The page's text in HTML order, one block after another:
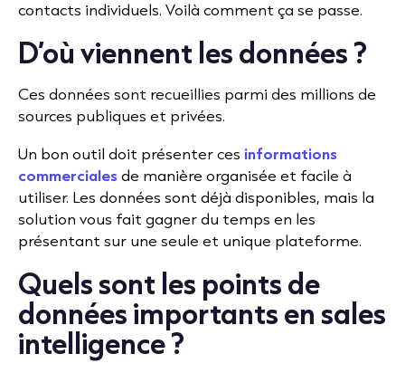
contacts individuels. Voilà comment ça se passe.
D’où viennent les données ?
Ces données sont recueillies parmi des millions de
sources publiques et privées.
Un bon outil doit présenter ces informations
commercialesde manière organisée et facile à
utiliser. Les données sont déjà disponibles, mais la
solution vous fait gagner du temps en les
présentant sur une seule et unique plateforme.
Quels sont les points de
données importants en sales
intelligence ?